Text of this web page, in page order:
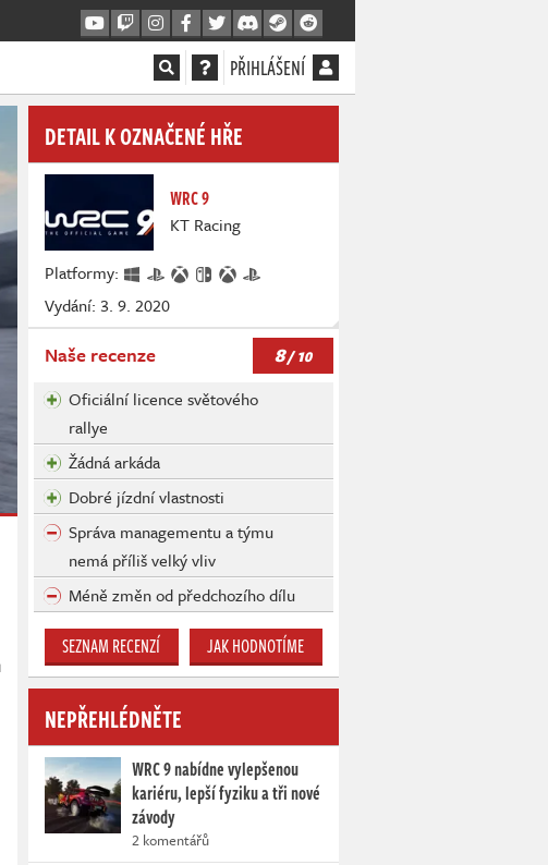
PŘIHLÁŠENÍ
DETAIL K OZNAČENÉ HŘE
WRC 9
KT Racing
Platformy:
Vydání: 3. 9. 2020
Naše recenze 8/ 10
Oficiální licence světového
rallye
Žádná arkáda
Dobré jízdní vlastnosti
Správa managementu a týmu
nemá příliš velký vliv
Méně změn od předchozího dílu
SEZNAM RECENZÍ JAK HODNOTÍME
NEPŘEHLÉDNĚTE
WRC 9 nabídne vylepšenou
kariéru, lepší fyziku a tři nové
závody
2 komentářů